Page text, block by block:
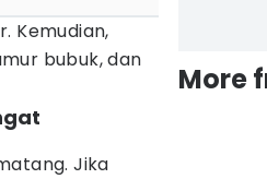
Kemudian,
bubuk, dan
Jika
More